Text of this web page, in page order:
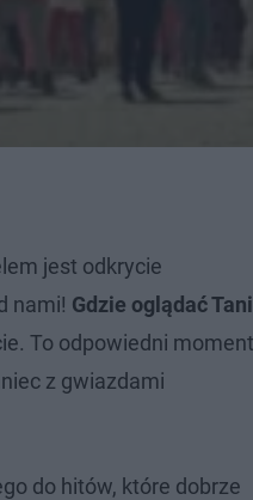
jest odkrycie
nami! Gdzie oglądać
To odpowiedni
z gwiazdami
do hitów, które dobrze